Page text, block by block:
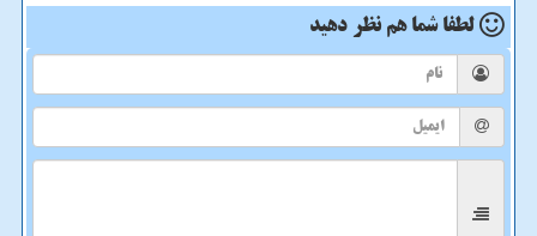
لطفا شما هم نظر دهید